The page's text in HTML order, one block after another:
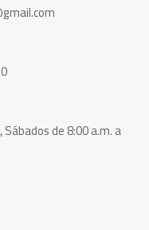
de 8:00 a.m. a